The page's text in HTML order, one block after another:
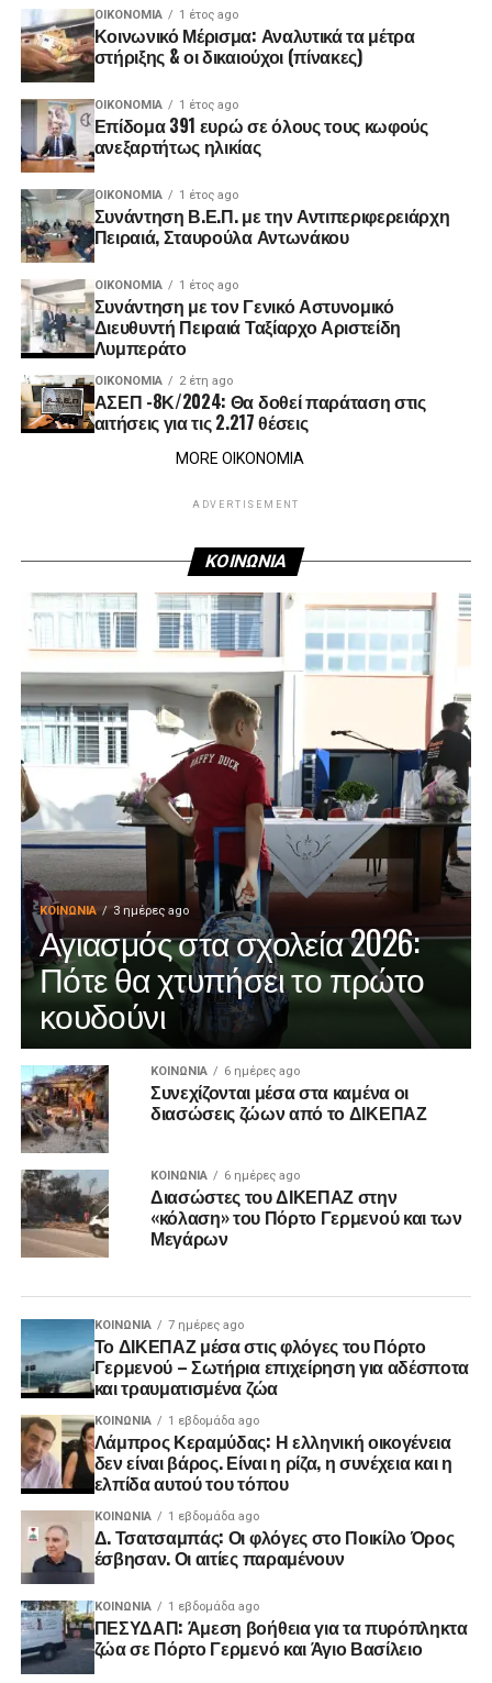
ΟΙΚΟΝΟΜΊΑ 1 έτος ago
Κοινωνικό Μέρισμα: Αναλυτικά τα μέτρα
στήριξης & οι δικαιούχοι (πίνακες)
ΟΙΚΟΝΟΜΊΑ 1 έτος ago
Επίδομα 391 ευρώ σε όλους τους κωφούς
ανεξαρτήτως ηλικίας
ΟΙΚΟΝΟΜΊΑ 1 έτος ago
Συνάντηση Β.Ε.Π. με την Αντιπεριφερειάρχη
Πειραιά, Σταυρούλα Αντωνάκου
ΟΙΚΟΝΟΜΊΑ 1 έτος ago
Συνάντηση με τον Γενικό Αστυνομικό
Διευθυντή Πειραιά Ταξίαρχο Αριστείδη
Λυμπεράτο
ΟΙΚΟΝΟΜΊΑ 2 έτη ago
ΑΣΕΠ -8Κ/2024: Θα δοθεί παράταση στις
αιτήσεις για τις 2.217 θέσεις
MORE ΟΙΚΟΝΟΜΙΑ
ADVERTISEMENT
ΚΟΙΝΩΝΙΑ
ΚΟΙΝΩΝΊΑ 3 ημέρες ago
Αγιασμός στα σχολεία 2026:
Πότε θα χτυπήσει το πρώτο
κουδούνι
ΚΟΙΝΩΝΊΑ 6 ημέρες ago
Συνεχίζονται μέσα στα καμένα οι
διασώσεις ζώων από το ΔΙΚΕΠΑΖ
ΚΟΙΝΩΝΊΑ 6 ημέρες ago
Διασώστες του ΔΙΚΕΠΑΖ στην
«κόλαση» του Πόρτο Γερμενού και των
Μεγάρων
ΚΟΙΝΩΝΊΑ 7 ημέρες ago
Το ΔΙΚΕΠΑΖ μέσα στις φλόγες του Πόρτο
Γερμενού – Σωτήρια επιχείρηση για αδέσποτα
και τραυματισμένα ζώα
ΚΟΙΝΩΝΊΑ 1 εβδομάδα ago
Λάμπρος Κεραμύδας: Η ελληνική οικογένεια
δεν είναι βάρος. Είναι η ρίζα, η συνέχεια και η
ελπίδα αυτού του τόπου
ΚΟΙΝΩΝΊΑ 1 εβδομάδα ago
Δ. Τσατσαμπάς: Οι φλόγες στο Ποικίλο Όρος
έσβησαν. Οι αιτίες παραμένουν
ΚΟΙΝΩΝΊΑ 1 εβδομάδα ago
ΠΕΣΥΔΑΠ: Άμεση βοήθεια για τα πυρόπληκτα
ζώα σε Πόρτο Γερμενό και Άγιο Βασίλειο